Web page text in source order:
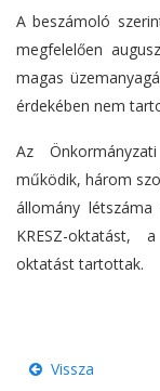
A beszámoló
megfelelően
magas
érdekében nem
Az
működik, három
állomány
KRESZ-oktatást,
oktatást tartottak.
Vissza